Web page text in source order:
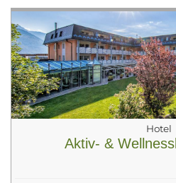
Hotel
Aktiv- &